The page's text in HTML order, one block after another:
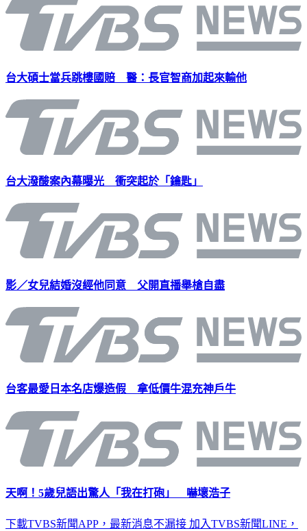
台大碩士當兵跳樓國賠 醫：長官智商加起來輸他
台大潑酸案內幕曝光 衝突起於「鑰匙」
影／女兒結婚沒經他同意 父開直播舉槍自盡
台客最愛日本名店爆造假 拿低價牛混充神戶牛
天啊！5歲兒語出驚人「我在打砲」 嚇壞浩子
下載TVBS新聞APP，最新消息不漏接 加入TVBS新聞LINE，